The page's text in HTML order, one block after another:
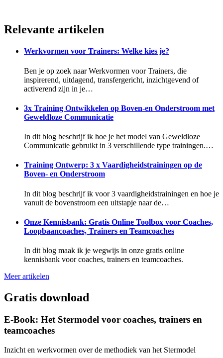
Relevante artikelen
Werkvormen voor Trainers: Welke kies je?
Ben je op zoek naar Werkvormen voor Trainers, die
inspirerend, uitdagend, transfergericht, inzichtgevend of
activerend zijn in je…
3x Training Ontwikkelen op Boven-en Onderstroom met
Geweldloze Communicatie
In dit blog beschrijf ik hoe je het model van Geweldloze
Communicatie gebruikt in 3 verschillende type trainingen.…
Training Ontwerp: 3 x Vaardigheidstrainingen op de
Boven- en Onderstroom
In dit blog beschrijf ik voor 3 vaardigheidstrainingen en hoe je
vanuit de bovenstroom een uitstapje naar de…
Onze Kennisbank: Gratis Online Toolbox voor Coaches,
Loopbaancoaches, Trainers en Teamcoaches
In dit blog maak ik je wegwijs in onze gratis online
kennisbank voor coaches, trainers en teamcoaches.
Meer artikelen
Gratis download
E-Book: Het Stermodel voor coaches, trainers en
teamcoaches
Inzicht en werkvormen over de methodiek van het Stermodel